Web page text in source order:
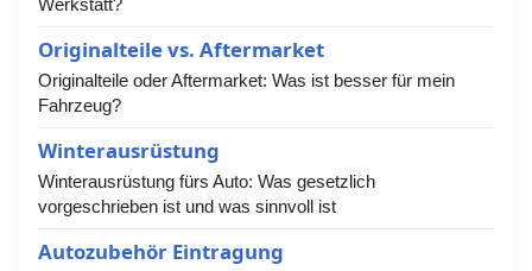
Werkstatt?
Originalteile vs. Aftermarket
Originalteile oder Aftermarket: Was ist besser für mein
Fahrzeug?
Winterausrüstung
Winterausrüstung fürs Auto: Was gesetzlich
vorgeschrieben ist und was sinnvoll ist
Autozubehör Eintragung